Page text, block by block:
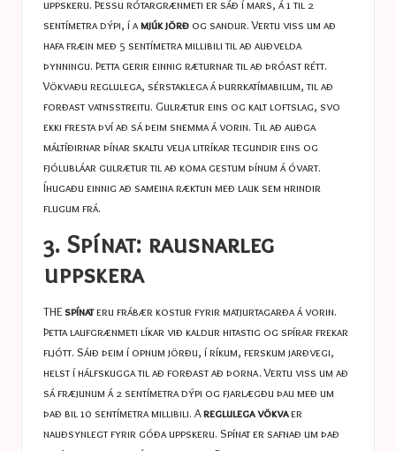
uppskeru. Þessu rótargrænmeti er sáð í mars, á 1 til 2
sentímetra dýpi, í amjúk jörð og sandur. Vertu viss um að
hafa fræin með 5 sentímetra millibili til að auðvelda
þynningu. Þetta gerir einnig ræturnar til að þróast rétt.
Vökvaðu reglulega, sérstaklega á þurrkatímabilum, til að
forðast vatnsstreitu. Gulrætur eins og kalt loftslag, svo
ekki fresta því að sá þeim snemma á vorin. Til að auðga
máltíðirnar þínar skaltu velja litríkar tegundir eins og
fjólubláar gulrætur til að koma gestum þínum á óvart.
Íhugaðu einnig að sameina ræktun með lauk sem hrindir
flugum frá.
3. Spínat: rausnarleg
uppskera
THE spínateru frábær kostur fyrir matjurtagarða á vorin.
Þetta laufgrænmeti líkar við kaldur hitastig og spírar frekar
fljótt. Sáið þeim í opnum jörðu, í ríkum, ferskum jarðvegi,
helst í hálfskugga til að forðast að þorna. Vertu viss um að
sá fræjunum á 2 sentímetra dýpi og fjarlægðu þau með um
það bil 10 sentímetra millibili. Areglulega vökvaer
nauðsynlegt fyrir góða uppskeru. Spínat er safnað um það